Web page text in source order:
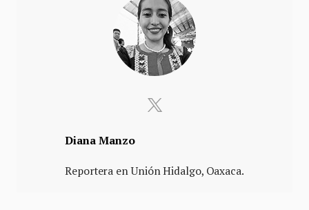
Diana Manzo
Reportera en Unión Hidalgo, Oaxaca.